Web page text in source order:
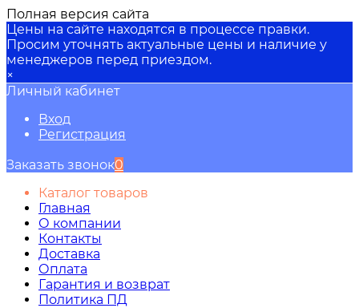
Полная версия сайта
Цены на сайте находятся в процессе правки.
Просим уточнять актуальные цены и наличие у
менеджеров перед приездом.
×
Личный кабинет
Вход
Регистрация
Заказать звонок0
Каталог товаров
Главная
О компании
Контакты
Доставка
Оплата
Гарантия и возврат
Политика ПД